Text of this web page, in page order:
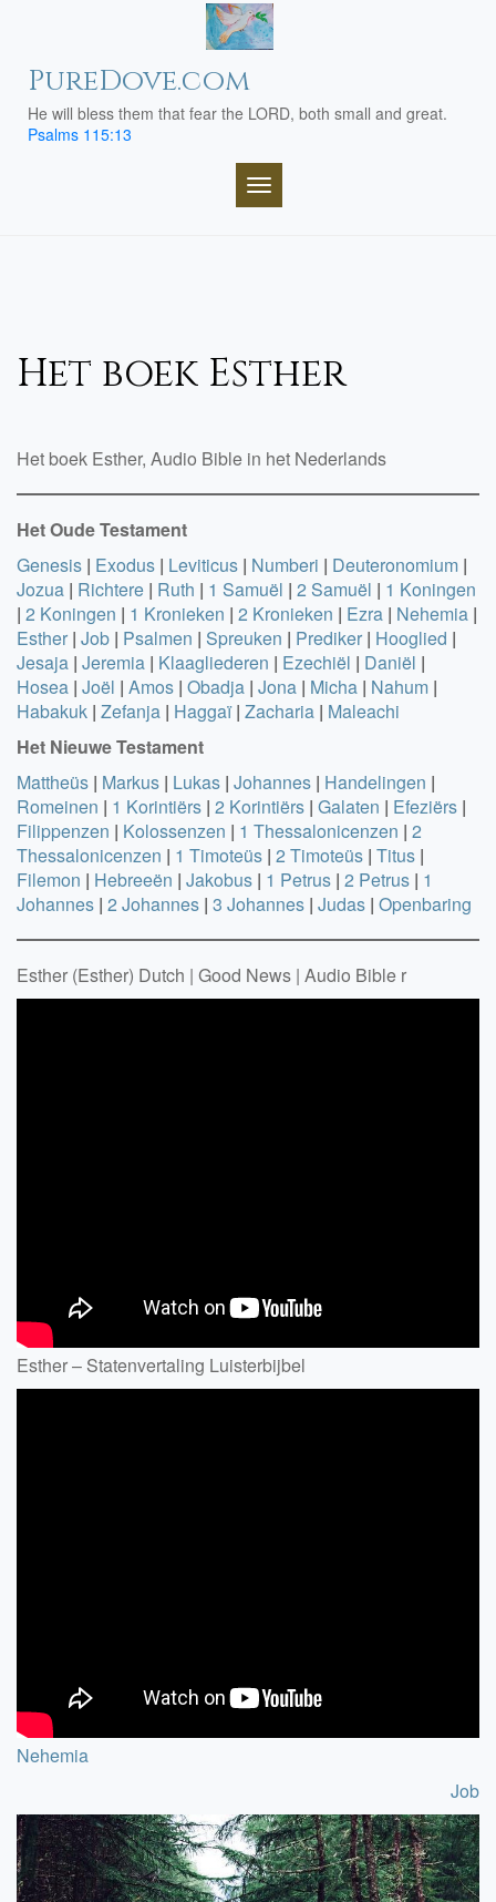
PureDove.com
He will bless them that fear the LORD, both small and great.
Psalms 115:13
TOGGLE NAVIGATION
Het boek Esther
Het boek Esther, Audio Bible in het Nederlands
Het Oude Testament
Genesis | Exodus | Leviticus | Numberi | Deuteronomium |
Jozua | Richtere | Ruth | 1 Samuël | 2 Samuël | 1 Koningen
| 2 Koningen | 1 Kronieken | 2 Kronieken | Ezra | Nehemia |
Esther | Job | Psalmen | Spreuken | Prediker | Hooglied |
Jesaja | Jeremia | Klaagliederen | Ezechiël | Daniël |
Hosea | Joël | Amos | Obadja | Jona | Micha | Nahum |
Habakuk | Zefanja | Haggaï | Zacharia | Maleachi
Het Nieuwe Testament
Mattheüs | Markus | Lukas | Johannes | Handelingen |
Romeinen | 1 Korintiërs | 2 Korintiërs | Galaten | Efeziërs |
Filippenzen | Kolossenzen | 1 Thessalonicenzen | 2
Thessalonicenzen | 1 Timoteüs | 2 Timoteüs | Titus |
Filemon | Hebreeën | Jakobus | 1 Petrus | 2 Petrus | 1
Johannes | 2 Johannes | 3 Johannes | Judas | Openbaring
Esther (Esther) Dutch | Good News | Audio Bible r
Esther – Statenvertaling Luisterbijbel
Nehemia
Job